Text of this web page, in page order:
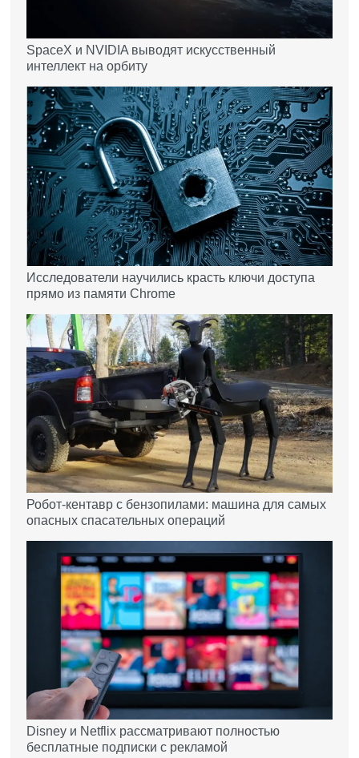
SpaceX и NVIDIA выводят искусственный
интеллект на орбиту
Исследователи научились красть ключи доступа
прямо из памяти Chrome
Робот-кентавр с бензопилами: машина для самых
опасных спасательных операций
Disney и Netflix рассматривают полностью
бесплатные подписки с рекламой